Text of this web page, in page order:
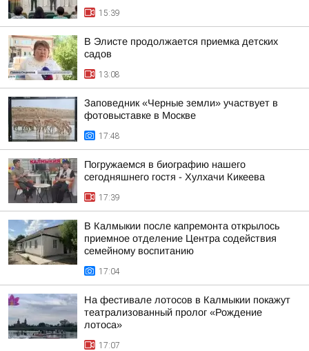
15:39
В Элисте продолжается приемка детских
садов
13:08
Заповедник «Черные земли» участвует в
фотовыставке в Москве
17:48
Погружаемся в биографию нашего
сегодняшнего гостя - Хулхачи Кикеева
17:39
В Калмыкии после капремонта открылось
приемное отделение Центра содействия
семейному воспитанию
17:04
На фестивале лотосов в Калмыкии покажут
театрализованный пролог «Рождение
лотоса»
17:07